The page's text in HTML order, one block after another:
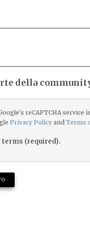
della
reCAPTCHA service
Privacy Policy and Terms
terms (required).